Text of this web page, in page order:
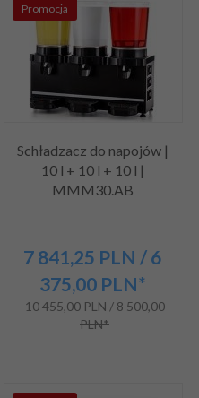
Promocja
Schładzacz do napojów |
10 l + 10 l + 10 l |
MMM30.AB
7 841,25 PLN / 6
375,00 PLN*
10 455,00 PLN / 8 500,00
PLN*